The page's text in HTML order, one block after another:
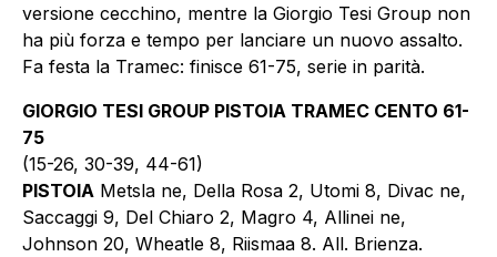
versione cecchino, mentre la Giorgio Tesi Group non
ha più forza e tempo per lanciare un nuovo assalto.
Fa festa la Tramec: finisce 61-75, serie in parità.
GIORGIO TESI GROUP PISTOIA TRAMEC CENTO 61-
75
(15-26, 30-39, 44-61)
PISTOIA Metsla ne, Della Rosa 2, Utomi 8, Divac ne,
Saccaggi 9, Del Chiaro 2, Magro 4, Allinei ne,
Johnson 20, Wheatle 8, Riismaa 8. All. Brienza.